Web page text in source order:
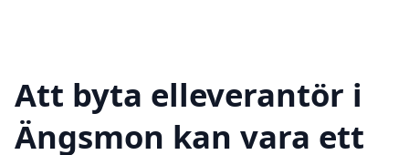
Att byta elleverantör i
Ängsmon kan vara ett